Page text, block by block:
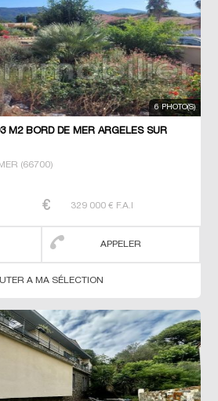
6 PHOTO(S)
M2 BORD DE MER ARGELES SUR
(66700)
329 000 € F.A.I
APPELER
A MA SÉLECTION